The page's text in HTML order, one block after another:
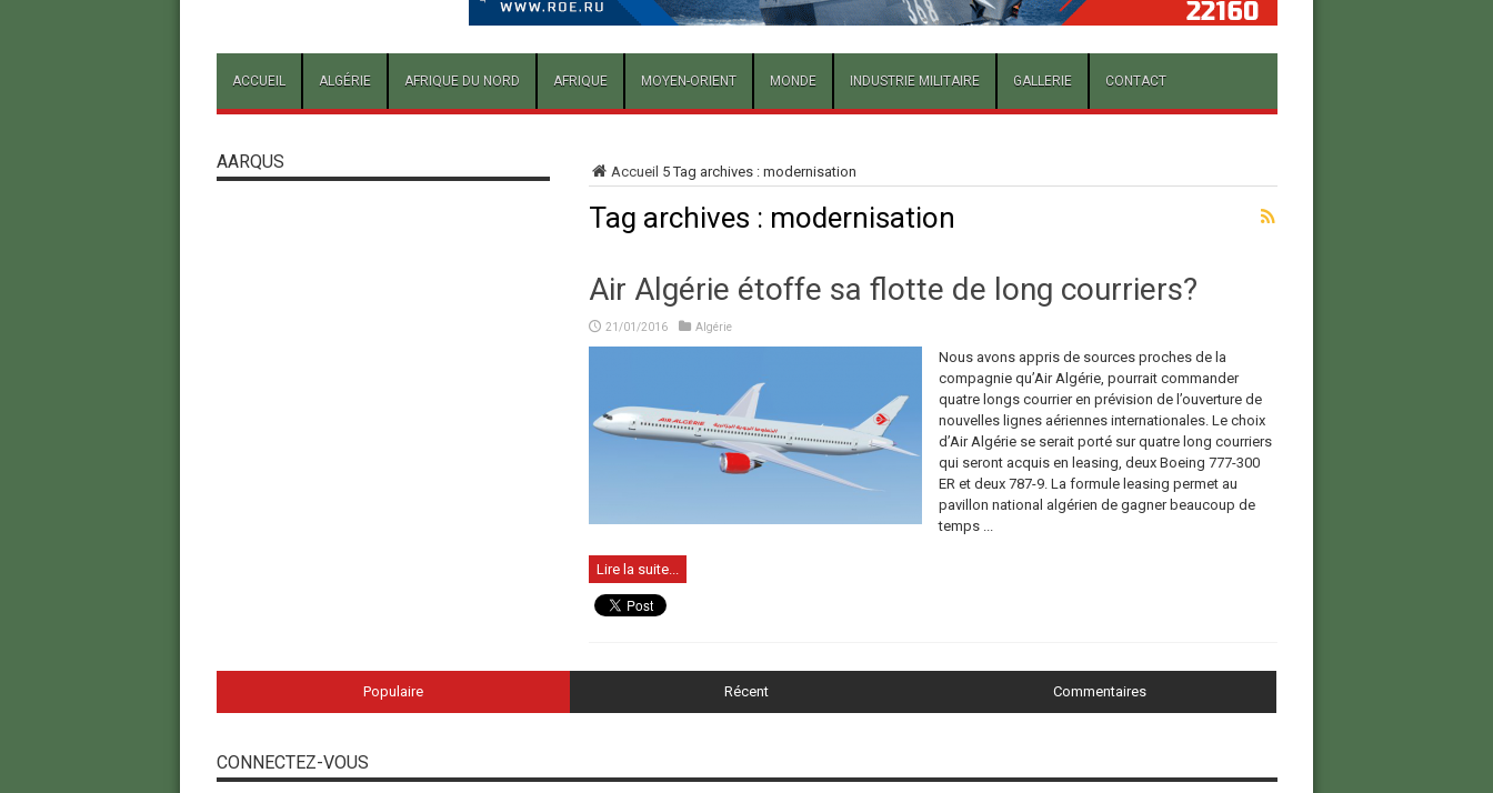
ACCUEIL ALGÉRIE AFRIQUE DU NORD AFRIQUE MOYEN-ORIENT MONDE INDUSTRIE MILITAIRE GALLERIE CONTACT
Accueil 5Tag archives : modernisation
Tag archives : modernisation
Air Algérie étoffe sa flotte de long courriers?
21/01/2016 Algérie
Nous avons appris de sources proches de la
compagnie qu’Air Algérie, pourrait commander
quatre longs courrier en prévision de l’ouverture de
nouvelles lignes aériennes internationales. Le choix
d’Air Algérie se serait porté sur quatre long courriers
qui seront acquis en leasing, deux Boeing 777-300
ER et deux 787-9. La formule leasing permet au
pavillon national algérien de gagner beaucoup de
temps ...
Lire la suite...
AARQUS
Populaire Récent Commentaires
CONNECTEZ-VOUS